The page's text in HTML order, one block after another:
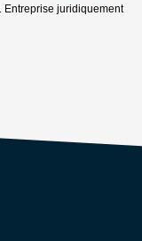
Entreprise juridiquement